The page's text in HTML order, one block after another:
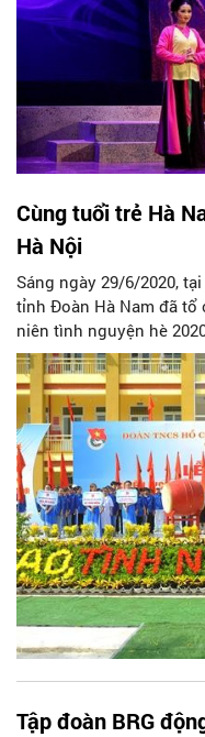
Cùng tuổi trẻ Hà
Hà Nội
Sáng ngày 29/6/2020,
tỉnh Đoàn Hà Nam đã tổ
niên tình nguyện hè
kích, sáng tạo, tình
tham gia của gần 1.000
biểu đại diện cho đội
tỉnh. Trong khuôn khổ
Người Hà Nội đã trao
đồng cho các em học
Tập đoàn BRG